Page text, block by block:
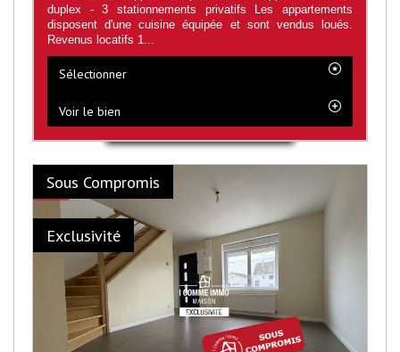
duplex - 3 stationnements privatifs Les appartements
disposent d'une cuisine équipée et sont vendus loués.
Revenus locatifs 1...
Sélectionner
Voir le bien
Sous Compromis
Exclusivité